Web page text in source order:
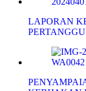
LAPORAN